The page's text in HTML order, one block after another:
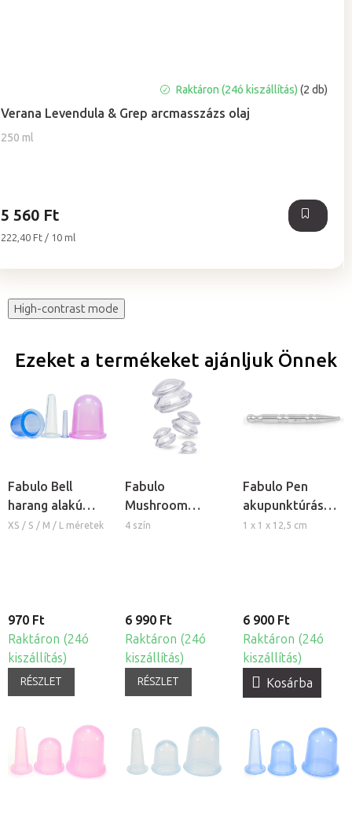
Verana Levendula & Grep arcmasszázs olaj
250 ml
Raktáron (24ó kiszállítás) (2 db)
5 560 Ft
Egységár:
222,40 Ft / 10 ml
High-contrast mode
Ezeket a termékeket ajánljuk Önnek
Fabulo Bell
harang alakú
szilikon köpöly
XS / S / M / L méretek
970 Ft
Raktáron (24ó
kiszállítás)
RÉSZLET
Fabulo
Mushroom
gomba alakú
4 szín
6 990 Ft
Raktáron (24ó
kiszállítás)
RÉSZLET
Fabulo Pen
akupunktúrás
toll
1 x 1 x 12,5 cm
6 900 Ft
Raktáron (24ó
kiszállítás)
Kosárba